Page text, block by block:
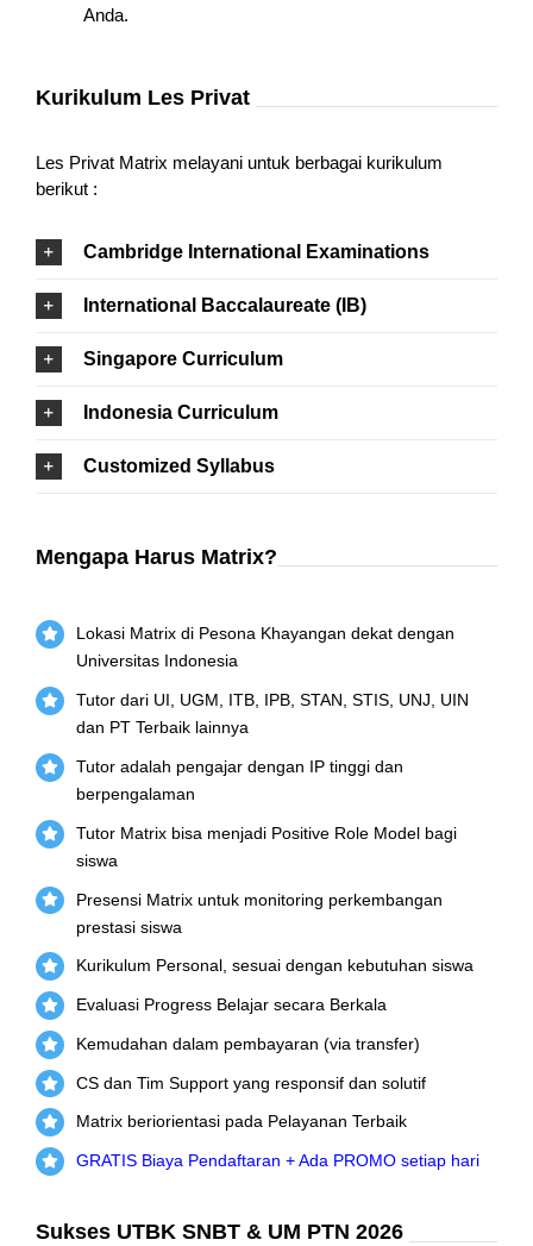
Anda.
Kurikulum Les Privat
Les Privat Matrix melayani untuk berbagai kurikulum
berikut :
Cambridge International Examinations
International Baccalaureate (IB)
Singapore Curriculum
Indonesia Curriculum
Customized Syllabus
Mengapa Harus Matrix?
Lokasi Matrix di Pesona Khayangan dekat dengan
Universitas Indonesia
Tutor dari UI, UGM, ITB, IPB, STAN, STIS, UNJ, UIN
dan PT Terbaik lainnya
Tutor adalah pengajar dengan IP tinggi dan
berpengalaman
Tutor Matrix bisa menjadi Positive Role Model bagi
siswa
Presensi Matrix untuk monitoring perkembangan
prestasi siswa
Kurikulum Personal, sesuai dengan kebutuhan siswa
Evaluasi Progress Belajar secara Berkala
Kemudahan dalam pembayaran (via transfer)
CS dan Tim Support yang responsif dan solutif
Matrix beriorientasi pada Pelayanan Terbaik
GRATIS Biaya Pendaftaran + Ada PROMO setiap hari
Sukses UTBK SNBT & UM PTN 2026